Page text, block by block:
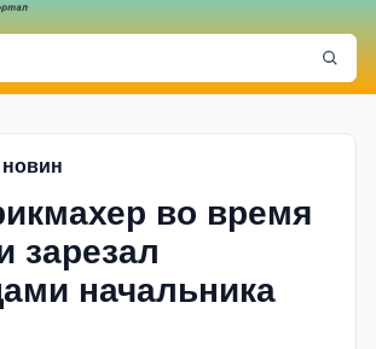
во время
зарезал
начальника